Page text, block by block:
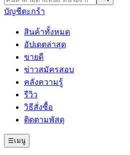
บัญชีตะกร้า
สินค้าทั้งหมด
อัปเดตล่าสุด
ขายดี
ข่าวสมัครสอบ
คลังความรู้
รีวิว
วิธีสั่งซื้อ
ติดตามพัสดุ
☰เมนู